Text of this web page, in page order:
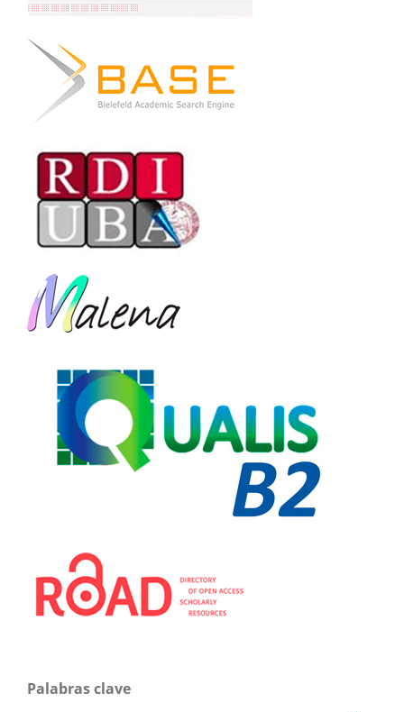
Palabras clave